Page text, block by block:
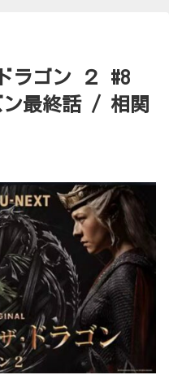
ラゴン ２ #8
ン最終話 / 相関